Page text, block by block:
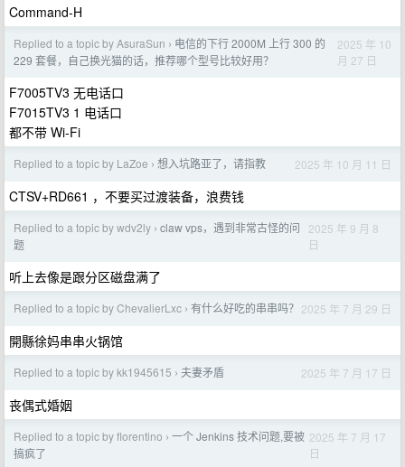
Command-H
Replied to a topic by AsuraSun › 电信的下行 2000M 上行 300 的
229 套餐，自己换光猫的话，推荐哪个型号比较好用？
2025 年 10
月 27 日
F7005TV3 无电话口
F7015TV3 1 电话口
都不带 Wi-Fi
Replied to a topic by LaZoe › 想入坑路亚了，请指教 2025 年 10 月 11 日
CTSV+RD661 ，不要买过渡装备，浪费钱
Replied to a topic by wdv2ly › claw vps，遇到非常古怪的问
题
2025 年 9 月 8
日
听上去像是跟分区磁盘满了
Replied to a topic by ChevalierLxc › 有什么好吃的串串吗？ 2025 年 7 月 29 日
開縣徐妈串串火锅馆
Replied to a topic by kk1945615 › 夫妻矛盾 2025 年 7 月 17 日
丧偶式婚姻
Replied to a topic by florentino › 一个 Jenkins 技术问题,要被
搞疯了
2025 年 7 月 17
日